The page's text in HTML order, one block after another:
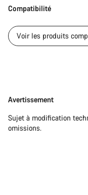
Compatibilité
Voir les produits
Avertissement
Avertissement
Sujet à modification
omissions.